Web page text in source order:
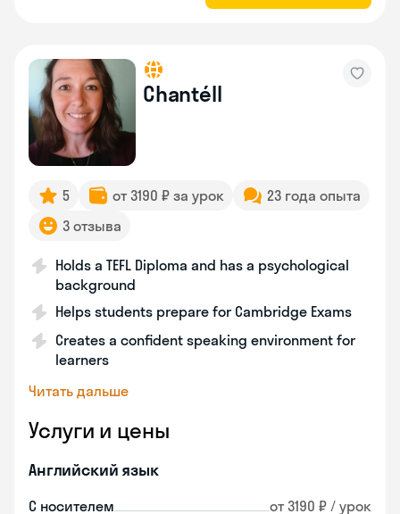
Chantéll
5 от 3190 ₽ за урок
23 года опыта
3 отзыва
Holds a TEFL Diploma and has a psychological
background
Helps students prepare for Cambridge Exams
Creates a confident speaking environment for
learners
Читать дальше
Услуги и цены
Английский язык
С носителем от 3190 ₽ / урок